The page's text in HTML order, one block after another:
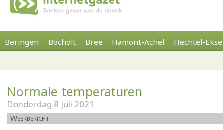
Beringen Bocholt Bree Hamont-Achel Hechtel-
Normale temperaturen
Donderdag 8 juli 2021
Weerbericht